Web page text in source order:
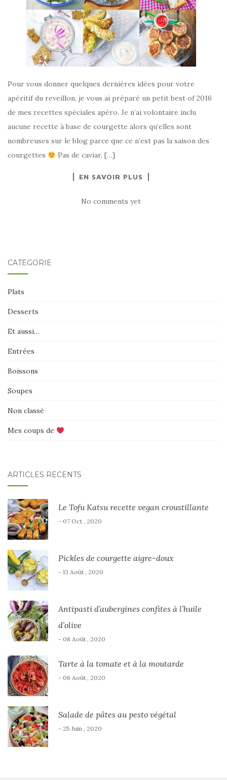
Pour vous donner quelques dernières idées pour votre
apéritif du reveillon, je vous ai préparé un petit best of 2016
de mes recettes spéciales apéro. Je n’ai volontaire inclu
aucune recette à base de courgette alors qu’elles sont
nombreuses sur le blog parce que ce n’est pas la saison des
courgettes
Pas de caviar, […]
EN SAVOIR PLUS
No comments yet
CATÉGORIE
Plats
Desserts
Et aussi…
Entrées
Boissons
Soupes
Non classé
Mes coups de
ARTICLES RÉCENTS
Le Tofu Katsu recette vegan croustillante
- 07 Oct , 2020
Pickles de courgette aigre-doux
- 13 Août , 2020
Antipasti d’aubergines confites à l’huile
d’olive
- 08 Août , 2020
Tarte à la tomate et à la moutarde
- 06 Août , 2020
Salade de pâtes au pesto végétal
- 25 Juin , 2020